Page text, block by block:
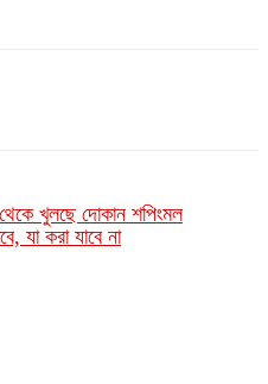
খুলছে দোকান শপিংমল
যা করা যাবে না